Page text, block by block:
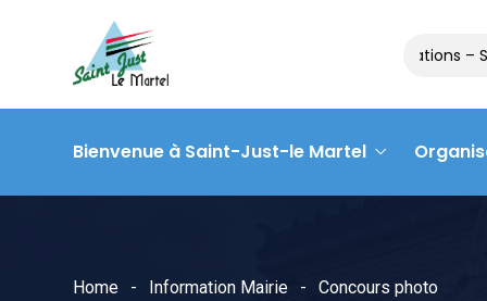
Matinée des associations –
Bienvenue à Saint-Just-le Martel
Home Information Mairie Concours photo